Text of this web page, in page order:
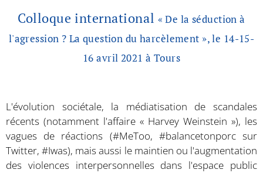
Colloque international « De la séduction à
l'agression ? La question du harcèlement », le 14-15-
16 avril 2021 à Tours
L'évolution sociétale, la médiatisation de scandales
récents (notamment l'affaire « Harvey Weinstein »), les
vagues de réactions (#MeToo, #balancetonporc sur
Twitter, #Iwas), mais aussi le maintien ou l'augmentation
des violences interpersonnelles dans l'espace public